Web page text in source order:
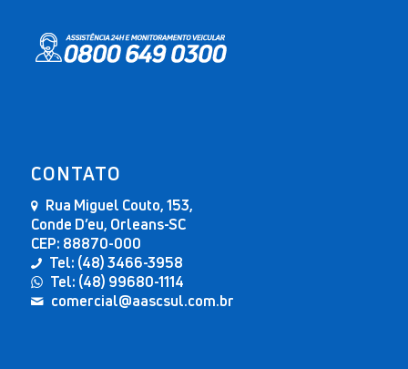
CONTATO
Rua Miguel Couto, 153,
Conde D’eu, Orleans-SC
CEP: 88870-000
Tel: (48) 3466-3958
Tel: (48) 99680-1114
comercial@aascsul.com.br